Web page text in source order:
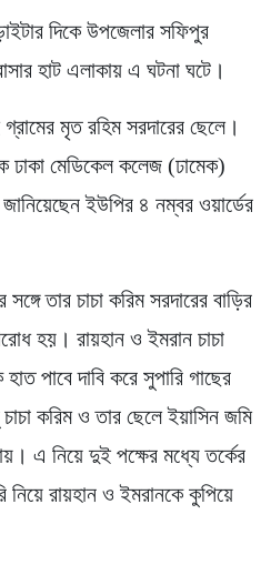
দিকে উপজেলার সফিপুর
হাট এলাকায় এ ঘটনা ঘটে।
মৃত রহিম সরদারের ছেলে।
মেডিকেল কলেজ (ঢামেক)
ইউপির ৪ নম্বর ওয়ার্ডের
তার চাচা করিম সরদারের বাড়ির
হয়। রায়হান ও ইমরান চাচা
পাবে দাবি করে সুপারি গাছের
করিম ও তার ছেলে ইয়াসিন জমি
এ নিয়ে দুই পক্ষের মধ্যে তর্কের
নিয়ে রায়হান ও ইমরানকে কুপিয়ে